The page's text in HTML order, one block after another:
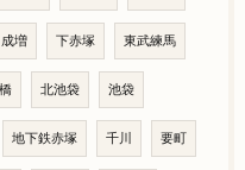
成増 下赤塚 東武練馬
北池袋 池袋
地下鉄赤塚 千川 要町